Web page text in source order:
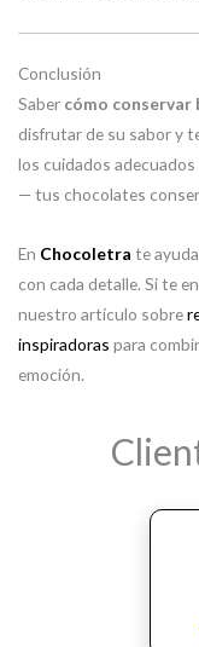
Conclusión
Saber cómo conservar
disfrutar de su sabor y
los cuidados
— tus chocolates
En Chocoletra te
con cada detalle. Si te
nuestro artículo sobre
inspiradoras para
emoción.